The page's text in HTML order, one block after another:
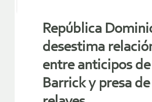
República
desestima
entre anticipos de
Barrick y presa de